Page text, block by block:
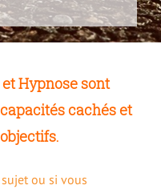
Hypnose sont
cachés et
ou si vous